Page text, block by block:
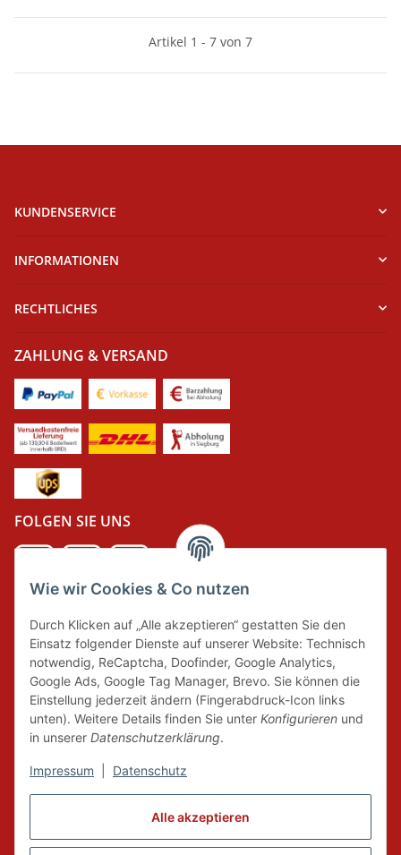
Alle akzeptieren
Wie wir Cookies & Co nutzen
Durch Klicken auf „Alle akzeptieren“ gestatten Sie den
Einsatz folgender Dienste auf unserer Website: Technisch
notwendig, ReCaptcha, Doofinder, Google Analytics,
Google Ads, Google Tag Manager, Brevo. Sie können die
Einstellung jederzeit ändern (Fingerabdruck-Icon links
unten). Weitere Details finden Sie unter Konfigurieren und
in unserer Datenschutzerklärung.
Impressum Datenschutz
Artikel 1 - 7 von 7
KUNDENSERVICE
INFORMATIONEN
RECHTLICHES
ZAHLUNG & VERSAND
FOLGEN SIE UNS
Wir tragen Verantwortung und erfüllen unsere
Pflichten zur Systembeteiligung nach dem
Verpackungsgesetz.
FAIRCOMMERCE
Wir sind seit 04.12.2015 Mitglied der Initiative